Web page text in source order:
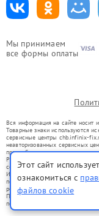
Мы принимаем
все формы оплаты
Вся информация на сайте носит
Товарные знаки используются
сервисные центры chb.infinix-
неавторизованных сервисных
правообладателями товарных
Ремонт осуществляется для
со статьей 1487 ГК РФ.
Использование товарных знаков
потребителей в заблуждение, а
ремонту техники указанных
Представленная на сайте
положениями Статьи 437(2)
Этот сайт
ознакомиться с
файлов cookie